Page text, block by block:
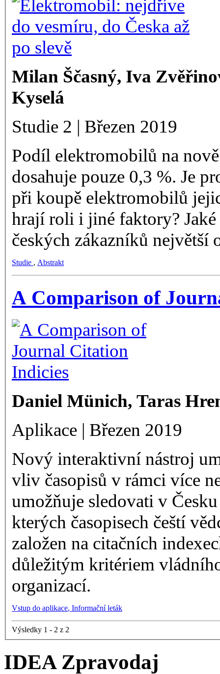
Milan Ščasný, Iva
Kyselá
Studie 2 | Březen 2019
Podíl elektromobilů na
dosahuje pouze 0,3 %. Je
při koupě elektromobilů
hrají roli i jiné faktory?
českých zákazníků největší
Studie , Abstrakt
A Comparison of
Daniel Münich, Taras
Aplikace | Březen 2019
Nový interaktivní nástroj
vliv časopisů v rámci více
umožňuje sledovati v
kterých časopisech čeští
založen na citačních
důležitým kritériem
organizací.
Vstup do aplikace, Informační leták
Výsledky 1 - 2 z 2
IDEA Zpravodaj